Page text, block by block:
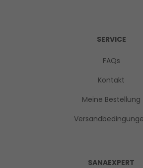
SERVICE
FAQs
Kontakt
Meine Bestellung
SANAEXPERT